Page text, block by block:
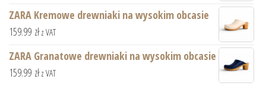
ZARA Kremowe drewniaki na wysokim obcasie
159.99 zł z VAT
ZARA Granatowe drewniaki na wysokim obcasie
159.99 zł z VAT